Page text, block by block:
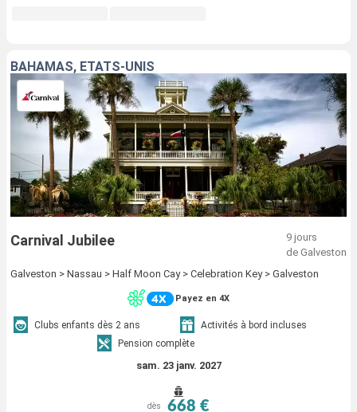
BAHAMAS, ÉTATS-UNIS
Carnival Jubilee
9 jours
de Galveston
Galveston > Nassau > Half Moon Cay > Celebration Key > Galveston
Payez en 4X
Clubs enfants dès 2 ans
Activités à bord incluses
Pension complète
sam. 23 janv. 2027
dès 668 €